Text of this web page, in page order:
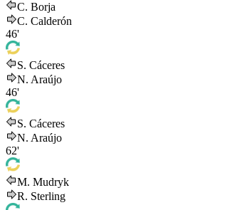
C. Borja
C. Calderón
46'
S. Cáceres
N. Araújo
46'
S. Cáceres
N. Araújo
62'
M. Mudryk
R. Sterling